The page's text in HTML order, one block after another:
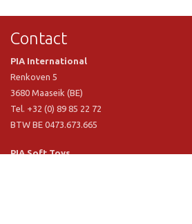
Contact
PIA International
Renkoven 5
3680 Maaseik (BE)
Tel. +32 (0) 89 85 22 72
BTW BE 0473.673.665
PIA Soft Toys